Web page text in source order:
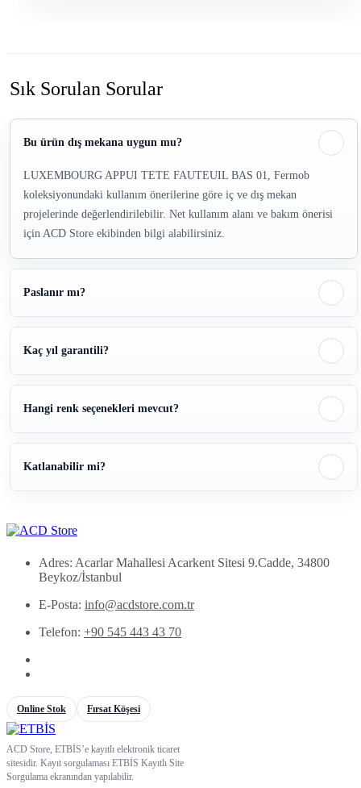
Sık Sorulan Sorular
Bu ürün dış mekana uygun mu?
LUXEMBOURG APPUI TETE FAUTEUIL BAS 01, Fermob
koleksiyonundaki kullanım önerilerine göre iç ve dış mekan
projelerinde değerlendirilebilir. Net kullanım alanı ve bakım önerisi
için ACD Store ekibinden bilgi alabilirsiniz.
Paslanır mı?
Kaç yıl garantili?
Hangi renk seçenekleri mevcut?
Katlanabilir mi?
Adres: Acarlar Mahallesi Acarkent Sitesi 9.Cadde, 34800
Beykoz/İstanbul
E-Posta: info@acdstore.com.tr
Telefon: +90 545 443 43 70
Online Stok Fırsat Köşesi
ACD Store, ETBİS’e kayıtlı elektronik ticaret
sitesidir. Kayıt sorgulaması ETBİS Kayıtlı Site
Sorgulama ekranından yapılabilir.